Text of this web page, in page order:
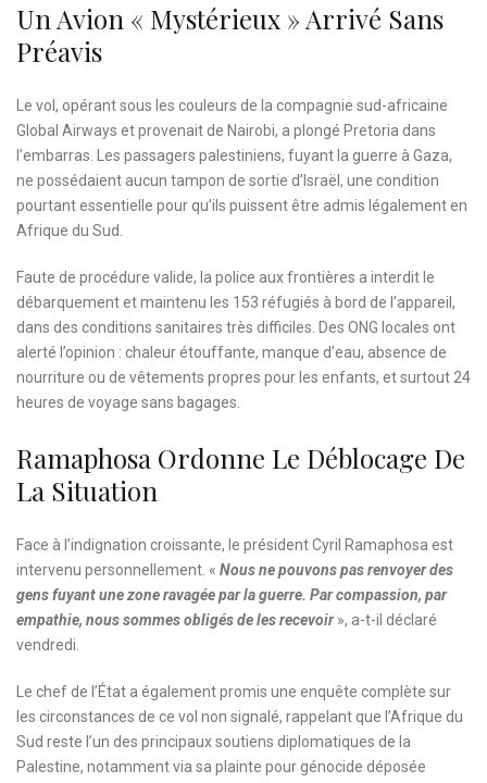
Un Avion « Mystérieux » Arrivé Sans
Préavis
Le vol, opérant sous les couleurs de la compagnie sud-africaine
Global Airways et provenait de Nairobi, a plongé Pretoria dans
l’embarras. Les passagers palestiniens, fuyant la guerre à Gaza,
ne possédaient aucun tampon de sortie d’Israël, une condition
pourtant essentielle pour qu’ils puissent être admis légalement en
Afrique du Sud.
Faute de procédure valide, la police aux frontières a interdit le
débarquement et maintenu les 153 réfugiés à bord de l’appareil,
dans des conditions sanitaires très difficiles. Des ONG locales ont
alerté l’opinion : chaleur étouffante, manque d’eau, absence de
nourriture ou de vêtements propres pour les enfants, et surtout 24
heures de voyage sans bagages.
Ramaphosa Ordonne Le Déblocage De
La Situation
Face à l’indignation croissante, le président Cyril Ramaphosa est
intervenu personnellement. « Nous ne pouvons pas renvoyer des
gens fuyant une zone ravagée par la guerre. Par compassion, par
empathie, nous sommes obligés de les recevoir», a-t-il déclaré
vendredi.
Le chef de l’État a également promis une enquête complète sur
les circonstances de ce vol non signalé, rappelant que l’Afrique du
Sud reste l’un des principaux soutiens diplomatiques de la
Palestine, notamment via sa plainte pour génocide déposée